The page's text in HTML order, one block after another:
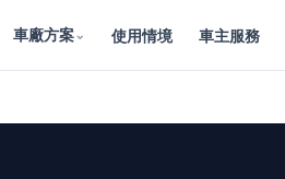
車廠方案⌄ 使用情境 車主服務